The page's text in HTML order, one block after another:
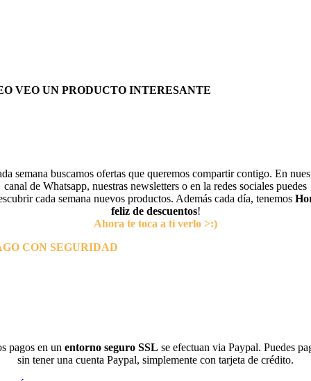
VEO UN PRODUCTO INTERESANTE
semana buscamos ofertas que queremos compartir contigo. En
canal de Whatsapp, nuestras newsletters o en la redes sociales puedes
cada semana nuevos productos. Además cada día, tenemos
feliz de descuentos!
Ahora te toca a tí verlo >:)
CON SEGURIDAD
pagos en un entorno seguro SSL se efectuan via Paypal. Puedes
sin tener una cuenta Paypal, simplemente con tarjeta de crédito.